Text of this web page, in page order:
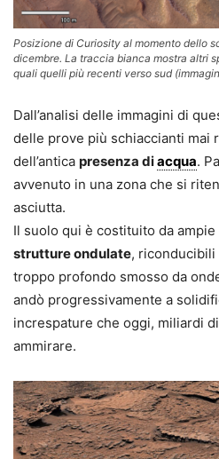
Posizione di Curiosity al momento dello
dicembre. La traccia bianca mostra altri
quali quelli più recenti verso sud
Dall’analisi delle immagini di
delle prove più schiaccianti mai
dell’antica presenza diacqua.
avvenuto in una zona che si
asciutta.
Il suolo qui è costituito da
strutture ondulate, riconducibili
troppo profondo smosso da
andò progressivamente a
increspature che oggi, miliardi
ammirare.